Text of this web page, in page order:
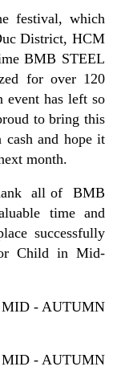
festival, which
District, HCM
BMB STEEL
for over 120
event has left so
to bring this
and hope it
month.
all of BMB
time and
successfully
Child in Mid-